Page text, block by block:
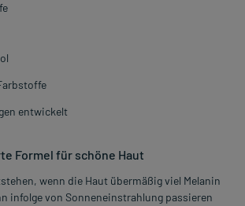
entwickelt
Formel für schöne Haut
wenn die Haut übermäßig viel Melanin
infolge von Sonneneinstrahlung passieren